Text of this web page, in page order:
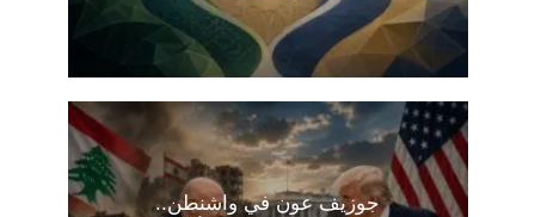
جوزيف عون في واشنطن..